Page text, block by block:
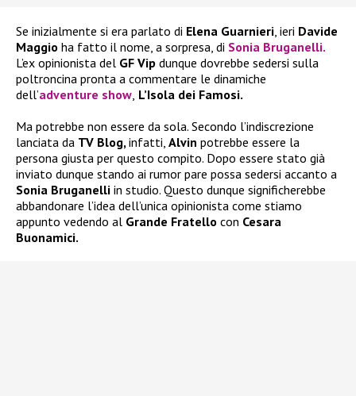
Se inizialmente si era parlato di Elena Guarnieri, ieri Davide
Maggio ha fatto il nome, a sorpresa, di Sonia Bruganelli.
L’ex opinionista del GF Vip dunque dovrebbe sedersi sulla
poltroncina pronta a commentare le dinamiche
dell’adventure show, L’Isola dei Famosi.
Ma potrebbe non essere da sola. Secondo l’indiscrezione
lanciata da TV Blog,infatti, Alvin potrebbe essere la
persona giusta per questo compito. Dopo essere stato già
inviato dunque stando ai rumor pare possa sedersi accanto a
Sonia Bruganelli in studio. Questo dunque significherebbe
abbandonare l’idea dell’unica opinionista come stiamo
appunto vedendo al Grande Fratello con Cesara
Buonamici.